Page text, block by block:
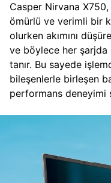
Casper Nirvana
ömürlü ve verimli bir
olurken akımını
ve böylece her şarjda
tanır. Bu sayede
bileşenlerle birleşen
performans deneyimi